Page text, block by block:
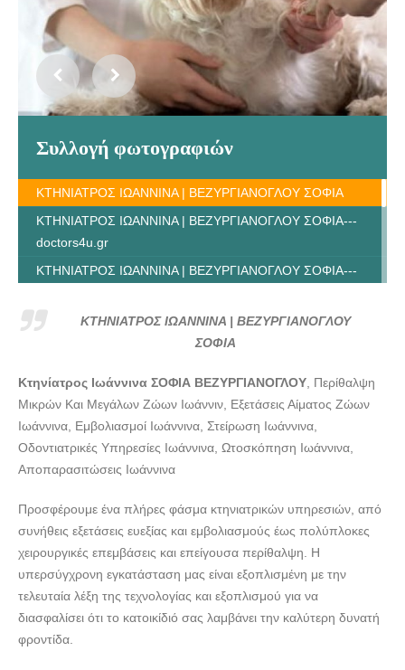
Συλλογή φωτογραφιών
ΚΤΗΝΙΑΤΡΟΣ ΙΩΑΝΝΙΝΑ | ΒΕΖΥΡΓΙΑΝΟΓΛΟΥ ΣΟΦΙΑ
ΚΤΗΝΙΑΤΡΟΣ ΙΩΑΝΝΙΝΑ | ΒΕΖΥΡΓΙΑΝΟΓΛΟΥ ΣΟΦΙΑ---
doctors4u.gr
ΚΤΗΝΙΑΤΡΟΣ ΙΩΑΝΝΙΝΑ | ΒΕΖΥΡΓΙΑΝΟΓΛΟΥ ΣΟΦΙΑ---
ΚΤΗΝΙΑΤΡΟΣ ΙΩΑΝΝΙΝΑ | ΒΕΖΥΡΓΙΑΝΟΓΛΟΥ ΣΟΦΙΑ---
doctors4u.gr
ΚΤΗΝΙΑΤΡΟΣ ΙΩΑΝΝΙΝΑ | ΒΕΖΥΡΓΙΑΝΟΓΛΟΥ ΣΟΦΙΑ---
doctors4u.gr
ΚΤΗΝΙΑΤΡΟΣ ΙΩΑΝΝΙΝΑ | ΒΕΖΥΡΓΙΑΝΟΓΛΟΥ ΣΟΦΙΑ---
ΚΤΗΝΙΑΤΡΟΣ ΙΩΑΝΝΙΝΑ | ΒΕΖΥΡΓΙΑΝΟΓΛΟΥ ΣΟΦΙΑ---
doctors4u.gr
ΚΤΗΝΙΑΤΡΟΣ ΙΩΑΝΝΙΝΑ | ΒΕΖΥΡΓΙΑΝΟΓΛΟΥ
ΣΟΦΙΑ
Κτηνίατρος Ιωάννινα ΣΟΦΙΑ ΒΕΖΥΡΓΙΑΝΟΓΛΟΥ , Περίθαλψη
Μικρών Και Μεγάλων Ζώων Ιωάννιν, Εξετάσεις Αίματος Ζώων
Ιωάννινα, Εμβολιασμοί Ιωάννινα, Στείρωση Ιωάννινα,
Οδοντιατρικές Υπηρεσίες Ιωάννινα, Ωτοσκόπηση Ιωάννινα,
Αποπαρασιτώσεις Ιωάννινα
Προσφέρουμε ένα πλήρες φάσμα κτηνιατρικών υπηρεσιών, από
συνήθεις εξετάσεις ευεξίας και εμβολιασμούς έως πολύπλοκες
χειρουργικές επεμβάσεις και επείγουσα περίθαλψη. Η
υπερσύγχρονη εγκατάσταση μας είναι εξοπλισμένη με την
τελευταία λέξη της τεχνολογίας και εξοπλισμού για να
διασφαλίσει ότι το κατοικίδιό σας λαμβάνει την καλύτερη δυνατή
φροντίδα.